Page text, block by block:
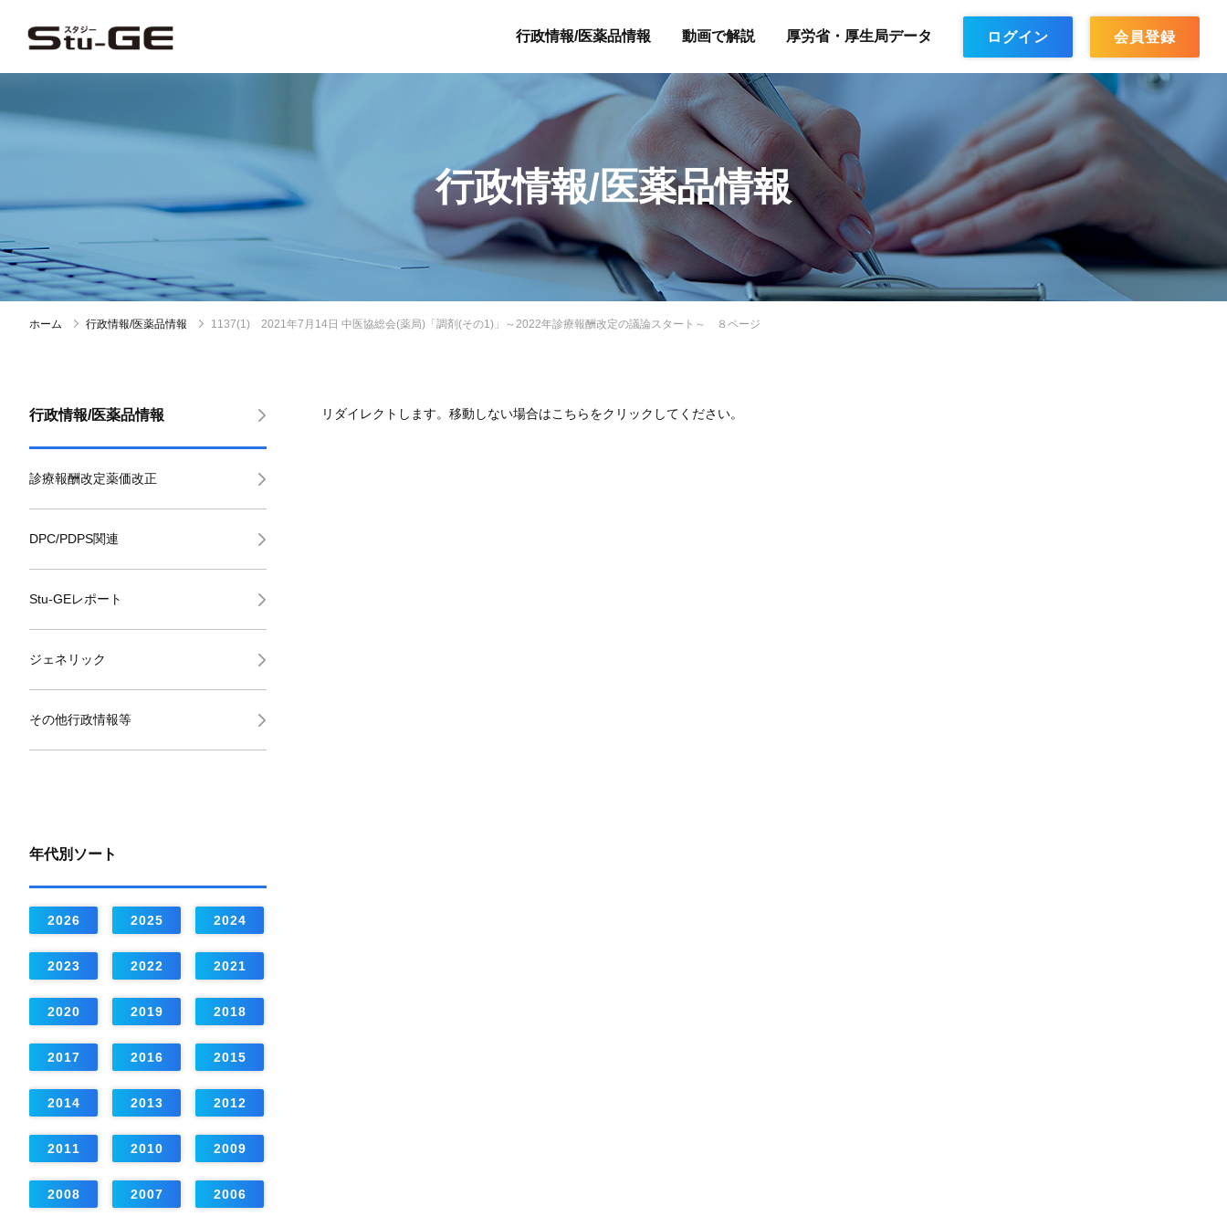
行政情報/医薬品情報 動画で解説 厚労省・厚生局データ ログイン 会員登録
行政情報/医薬品情報
ホーム 行政情報/医薬品情報 1137(1) 2021年7月14日 中医協総会(薬局)「調剤(その1)」～2022年診療報酬改定の議論スタート～ ８ページ
リダイレクトします。移動しない場合はこちらをクリックしてください。
行政情報/医薬品情報
診療報酬改定薬価改正
DPC/PDPS関連
Stu-GEレポート
ジェネリック
その他行政情報等
年代別ソート
2026 2025 2024
2023 2022 2021
2020 2019 2018
2017 2016 2015
2014 2013 2012
2011 2010 2009
2008 2007 2006